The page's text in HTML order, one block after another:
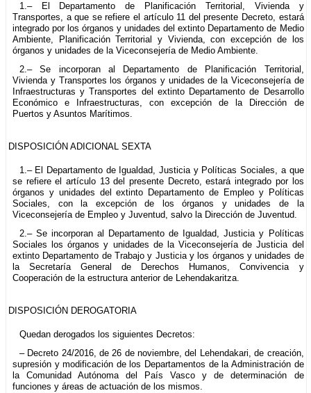
1.– El Departamento de Planificación Territorial, Vivienda y
Transportes, a que se refiere el artículo 11 del presente Decreto, estará
integrado por los órganos y unidades del extinto Departamento de Medio
Ambiente, Planificación Territorial y Vivienda, con excepción de los
órganos y unidades de la Viceconsejería de Medio Ambiente.
2.– Se incorporan al Departamento de Planificación Territorial,
Vivienda y Transportes los órganos y unidades de la Viceconsejería de
Infraestructuras y Transportes del extinto Departamento de Desarrollo
Económico e Infraestructuras, con excepción de la Dirección de
Puertos y Asuntos Marítimos.
DISPOSICIÓN ADICIONAL SEXTA
1.– El Departamento de Igualdad, Justicia y Políticas Sociales, a que
se refiere el artículo 13 del presente Decreto, estará integrado por los
órganos y unidades del extinto Departamento de Empleo y Políticas
Sociales, con la excepción de los órganos y unidades de la
Viceconsejería de Empleo y Juventud, salvo la Dirección de Juventud.
2.– Se incorporan al Departamento de Igualdad, Justicia y Políticas
Sociales los órganos y unidades de la Viceconsejería de Justicia del
extinto Departamento de Trabajo y Justicia y los órganos y unidades de
la Secretaría General de Derechos Humanos, Convivencia y
Cooperación de la estructura anterior de Lehendakaritza.
DISPOSICIÓN DEROGATORIA
Quedan derogados los siguientes Decretos:
– Decreto 24/2016, de 26 de noviembre, del Lehendakari, de creación,
supresión y modificación de los Departamentos de la Administración de
la Comunidad Autónoma del País Vasco y de determinación de
funciones y áreas de actuación de los mismos.